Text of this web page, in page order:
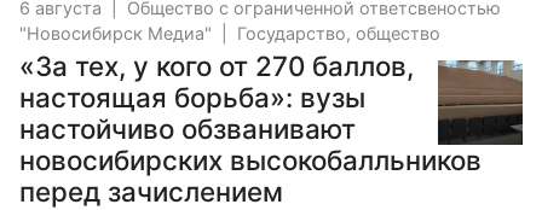
6 августа
Общество с ограниченной ответсвеностью
"Новосибирск Медиа"
Государство, общество
«За тех, у кого от 270 баллов,
настоящая борьба»: вузы
настойчиво обзванивают
новосибирских высокобалльников
перед зачислением